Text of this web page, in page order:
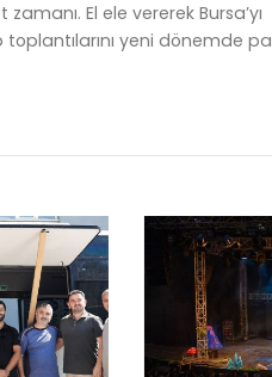
El ele vererek Bursa’yı
toplantılarını yeni dönemde